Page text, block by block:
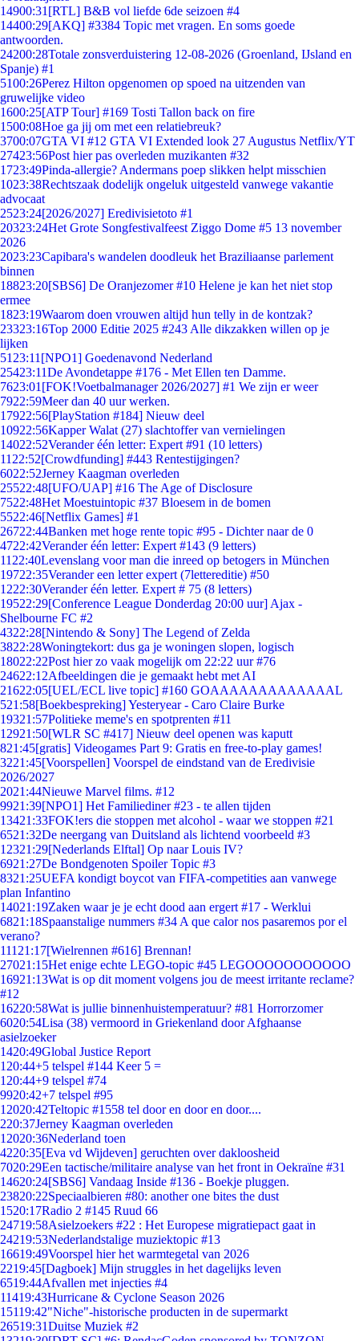
14900:31 [RTL] B&B vol liefde 6de seizoen #4
14400:29[AKQ] #3384 Topic met vragen. En soms goede
antwoorden.
24200:28Totale zonsverduistering 12-08-2026 (Groenland, IJsland en
Spanje) #1
5100:26Perez Hilton opgenomen op spoed na uitzenden van
gruwelijke video
1600:25[ATP Tour] #169 Tosti Tallon back on fire
1500:08Hoe ga jij om met een relatiebreuk?
3700:07GTA VI #12 GTA VI Extended look 27 Augustus Netflix/YT
27423:56Post hier pas overleden muzikanten #32
1723:49Pinda-allergie? Andermans poep slikken helpt misschien
1023:38Rechtszaak dodelijk ongeluk uitgesteld vanwege vakantie
advocaat
2523:24[2026/2027] Eredivisietoto #1
20323:24Het Grote Songfestivalfeest Ziggo Dome #5 13 november
2026
2023:23Capibara's wandelen doodleuk het Braziliaanse parlement
binnen
18823:20[SBS6] De Oranjezomer #10 Helene je kan het niet stop
ermee
1823:19Waarom doen vrouwen altijd hun telly in de kontzak?
23323:16Top 2000 Editie 2025 #243 Alle dikzakken willen op je
lijken
51 23:11 [NPO1] Goedenavond Nederland
25423:11De Avondetappe #176 - Met Ellen ten Damme.
7623:01 [FOK!Voetbalmanager 2026/2027] #1 We zijn er weer
7922:59Meer dan 40 uur werken.
17922:56[PlayStation #184] Nieuw deel
10922:56Kapper Walat (27) slachtoffer van vernielingen
14022:52Verander één letter: Expert #91 (10 letters)
11 22:52[Crowdfunding] #443 Rentestijgingen?
6022:52Jerney Kaagman overleden
25522:48[UFO/UAP] #16 The Age of Disclosure
7522:48Het Moestuintopic #37 Bloesem in de bomen
5522:46[Netflix Games] #1
26722:44Banken met hoge rente topic #95 - Dichter naar de 0
4722:42Verander één letter: Expert #143 (9 letters)
11 22:40Levenslang voor man die inreed op betogers in München
19722:35Verander een letter expert (7lettereditie) #50
1222:30Verander één letter. Expert # 75 (8 letters)
19522:29[Conference League Donderdag 20:00 uur] Ajax -
Shelbourne FC #2
4322:28[Nintendo & Sony] The Legend of Zelda
3822:28Woningtekort: dus ga je woningen slopen, logisch
18022:22Post hier zo vaak mogelijk om 22:22 uur #76
24622:12Afbeeldingen die je gemaakt hebt met AI
21622:05[UEL/ECL live topic] #160 GOAAAAAAAAAAAAAL
521:58[Boekbespreking] Yesteryear - Caro Claire Burke
19321:57Politieke meme's en spotprenten #11
12921:50[WLR SC #417] Nieuw deel openen was kaputt
821:45[gratis] Videogames Part 9: Gratis en free-to-play games!
3221:45[Voorspellen] Voorspel de eindstand van de Eredivisie
2026/2027
2021:44Nieuwe Marvel films. #12
9921:39[NPO1] Het Familiediner #23 - te allen tijden
13421:33FOK!ers die stoppen met alcohol - waar we stoppen #21
6521:32De neergang van Duitsland als lichtend voorbeeld #3
12321:29[Nederlands Elftal] Op naar Louis IV?
6921:27De Bondgenoten Spoiler Topic #3
8321:25UEFA kondigt boycot van FIFA-competities aan vanwege
plan Infantino
14021:19Zaken waar je je echt dood aan ergert #17 - Werklui
6821:18Spaanstalige nummers #34 A que calor nos pasaremos por el
verano?
111 21:17[Wielrennen #616] Brennan!
27021:15Het enige echte LEGO-topic #45 LEGOOOOOOOOOOO
16921:13Wat is op dit moment volgens jou de meest irritante reclame?
#12
16220:58Wat is jullie binnenhuistemperatuur? #81 Horrorzomer
6020:54Lisa (38) vermoord in Griekenland door Afghaanse
asielzoeker
1420:49Global Justice Report
1 20:44+5 telspel #144 Keer 5 =
1 20:44+9 telspel #74
9920:42+7 telspel #95
12020:42Teltopic #1558 tel door en door en door....
220:37Jerney Kaagman overleden
12020:36Nederland toen
4220:35[Eva vd Wijdeven] geruchten over dakloosheid
7020:29Een tactische/militaire analyse van het front in Oekraïne #31
14620:24[SBS6] Vandaag Inside #136 - Boekje pluggen.
23820:22Speciaalbieren #80: another one bites the dust
1520:17Radio 2 #145 Ruud 66
24719:58Asielzoekers #22 : Het Europese migratiepact gaat in
24219:53Nederlandstalige muziektopic #13
16619:49Voorspel hier het warmtegetal van 2026
2219:45[Dagboek] Mijn struggles in het dagelijks leven
6519:44Afvallen met injecties #4
11419:43Hurricane & Cyclone Season 2026
15119:42"Niche"-historische producten in de supermarkt
26519:31Duitse Muziek #2